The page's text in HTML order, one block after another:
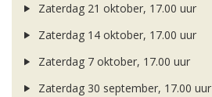
Zaterdag 21 oktober, 17.00 uur
Zaterdag 14 oktober, 17.00 uur
Zaterdag 7 oktober, 17.00 uur
Zaterdag 30 september, 17.00 uur